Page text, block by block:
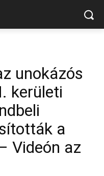
unokázós
kerületi
a
Videón az